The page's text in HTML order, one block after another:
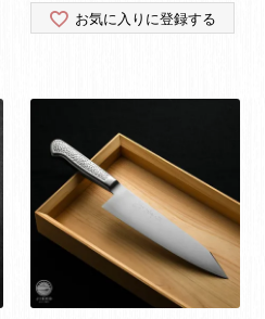
お気に入りに登録する